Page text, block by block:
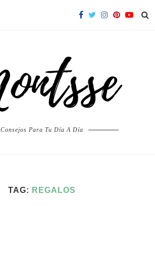
Consejos Para Tu Día A Día
TAG: REGALOS